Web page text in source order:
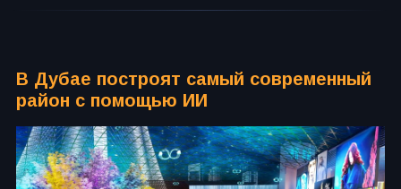
В Дубае построят самый современный
район с помощью ИИ